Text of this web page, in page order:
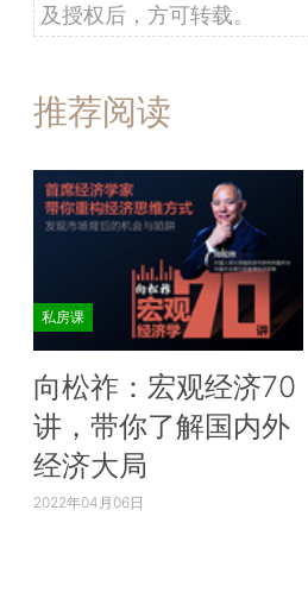
及授权后，方可转载。
推荐阅读
私房课
向松祚：宏观经济70
讲，带你了解国内外
经济大局
2022年04月06日